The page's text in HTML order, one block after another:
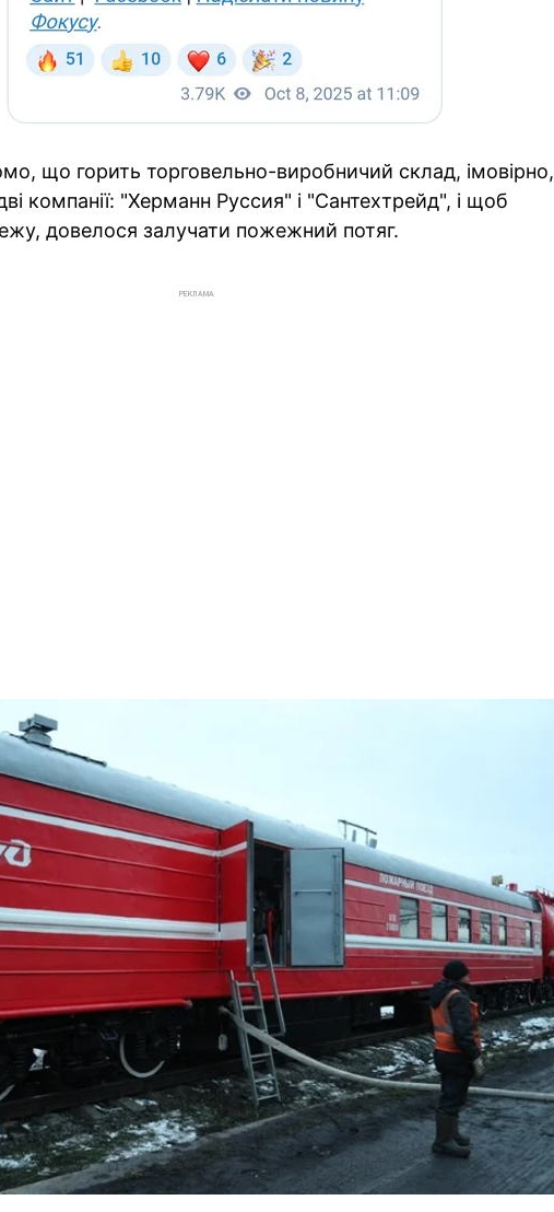
що горить торговельно-виробничий склад, імовірно,
компанії: "Херманн Руссия" і "Сантехтрейд", і щоб
довелося залучати пожежний потяг.
РЕКЛАМА